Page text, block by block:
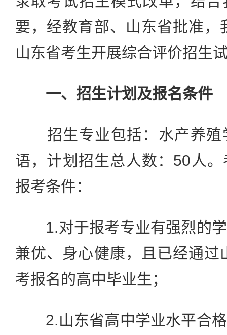
要，经教育部、山东省批准，
山东省考生开展综合评价招生
一、招生计划及报名条件
招生专业包括：水产养殖
语，计划招生总人数：50人
报考条件：
1.对于报考专业有强烈的学
兼优、身心健康，且已经通过
考报名的高中毕业生；
2.山东省高中学业水平合格